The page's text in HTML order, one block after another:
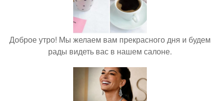
Доброе утро! Мы желаем вам прекрасного дня и будем
рады видеть вас в нашем салоне.